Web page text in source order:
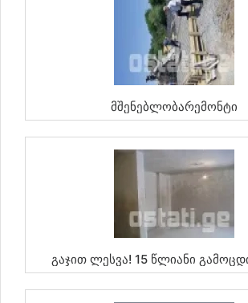
Მშენებლობარემონტი
Გაჯით Ლესვა! 15 Წლიანი